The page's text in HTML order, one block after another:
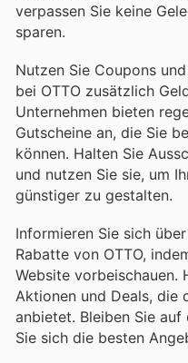
verpassen Sie keine
sparen.
Nutzen Sie Coupons
bei OTTO zusätzlich
Unternehmen bieten
Gutscheine an, die Sie
können. Halten Sie
und nutzen Sie sie, um
günstiger zu gestalten.
Informieren Sie sich
Rabatte von OTTO,
Website vorbeischauen.
Aktionen und Deals, die
anbietet. Bleiben Sie
Sie sich die besten